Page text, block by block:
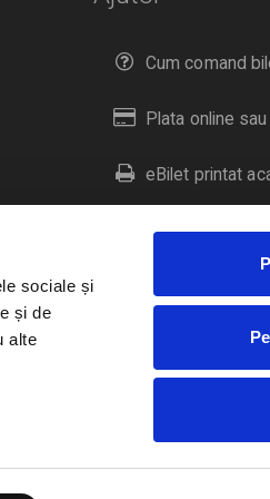
sociale și
și de
alte
Cum comand
Plata online
eBilet printat
Livrare prin
Duplicare bilete